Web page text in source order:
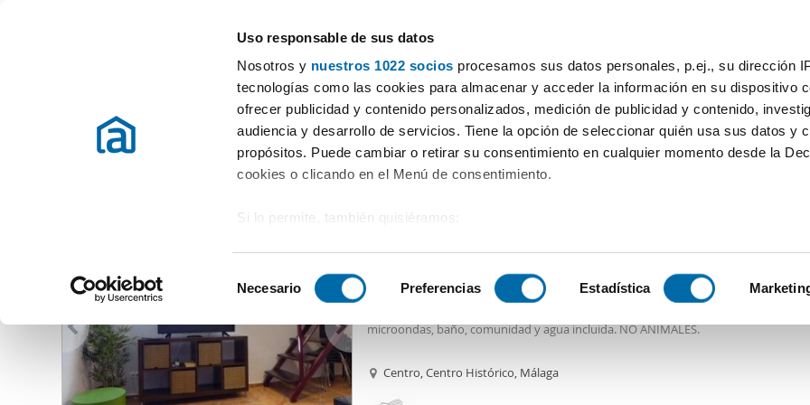
Uso responsable de sus datos
Nosotros y nuestros 1022 socios procesamos sus datos personales, p.ej., su dirección
tecnologías como las cookies para almacenar y acceder la información en su dispositivo
ofrecer publicidad y contenido personalizados, medición de publicidad y contenido,
audiencia y desarrollo de servicios. Tiene la opción de seleccionar quién usa sus datos y
propósitos. Puede cambiar o retirar su consentimiento en cualquier momento desde la
cookies o clicando en el Menú de consentimiento.
Si lo permite, también quisiéramos:
Identificar su dispositivo analizándolo activamente para buscar características
Obtenga más información sobre cómo se procesan sus datos personales y establezca sus
preferencias en la
en la Declaración de cookies.
e
e
c
c
Necesario Preferencias Estadística
Elegir distrito Habitaciones Más filtros - 1
Alquiler pisos Málaga provincia Alquiler Pisos Málaga capital
(271 viviendas)
Alquiler piso aire acondicionado Centro
microondas, baño, comunidad y agua incluida. NO ANIMALES.
Centro, Centro Histórico, Málaga